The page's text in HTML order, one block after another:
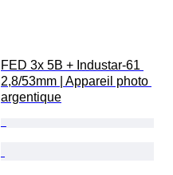
FED 3x 5B + Industar-61
2,8/53mm | Appareil photo
argentique